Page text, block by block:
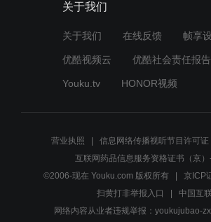
关于我们
关于我们 在线反馈 帧享
优酷视频云 优酷社会责任报告
Youku.tv HONOR视频
营业执照 信息网络传播视听节目许可
互联网药品信息服务资格证书（京
©2006-现在 Youku.com 版权所有
京ICP
扫黄打非举报入口
中国互
网络内容从业者违规举报：youkujubao-